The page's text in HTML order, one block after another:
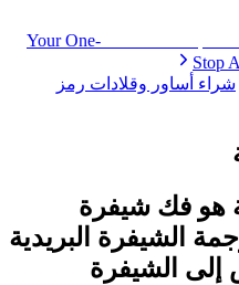
Your One-
Stop
شراء أساور وقلادات رمز
هو فك شيفرة
الشيفرة البريدية
إلى الشيفرة